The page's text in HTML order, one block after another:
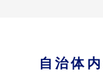
自治体